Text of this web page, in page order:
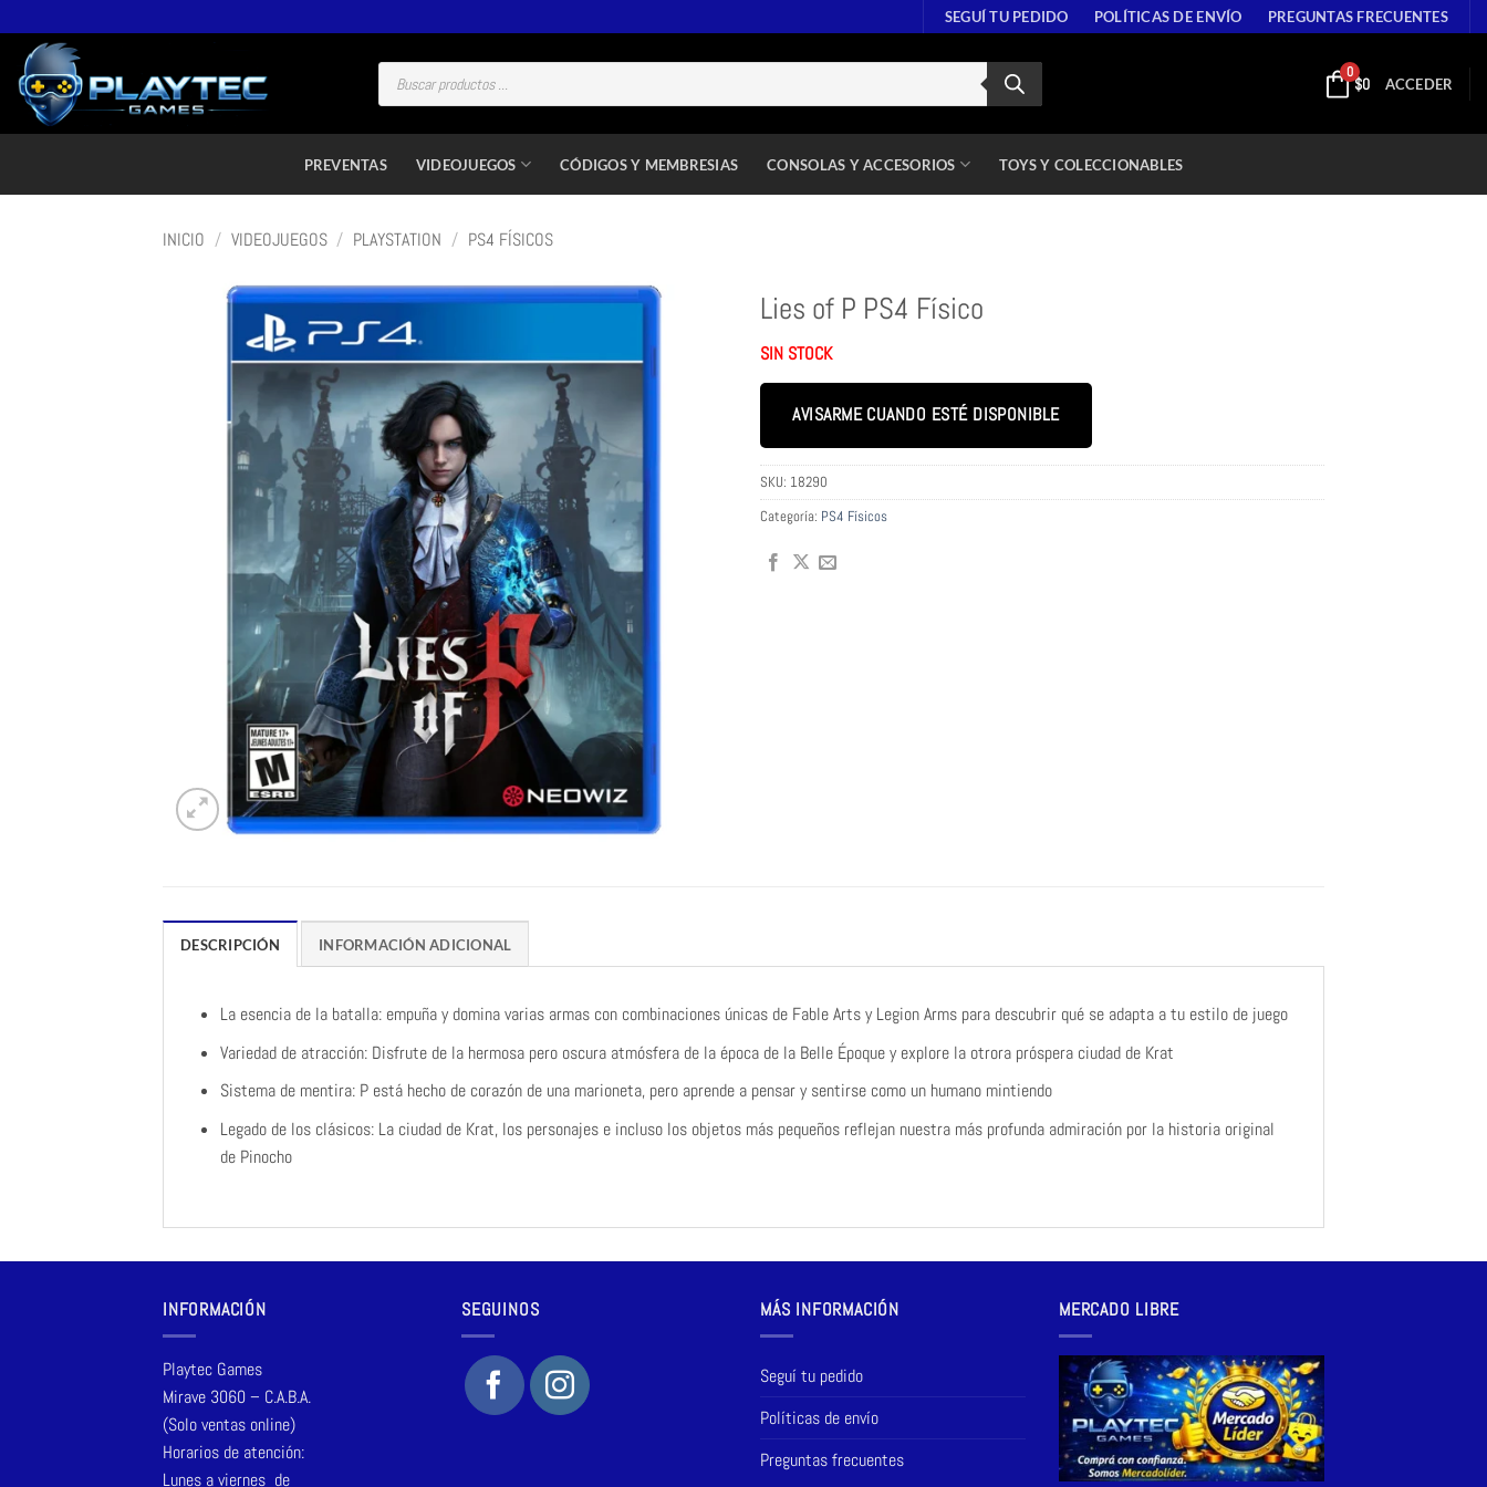
SEGUÍ TU PEDIDO POLÍTICAS DE ENVÍO PREGUNTAS FRECUENTES
0
$0 ACCEDER
PREVENTAS VIDEOJUEGOS CÓDIGOS Y MEMBRESIAS CONSOLAS Y ACCESORIOS TOYS Y COLECCIONABLES
INICIO / VIDEOJUEGOS / PLAYSTATION / PS4 FÍSICOS
Lies of P PS4 Físico
SIN STOCK
AVISARME CUANDO ESTÉ DISPONIBLE
SKU: 18290
Categoría: PS4 Físicos
DESCRIPCIÓN INFORMACIÓN ADICIONAL
La esencia de la batalla: empuña y domina varias armas con combinaciones únicas de Fable Arts y Legion Arms para descubrir qué se adapta a tu estilo de juego
Variedad de atracción: Disfrute de la hermosa pero oscura atmósfera de la época de la Belle Époque y explore la otrora próspera ciudad de Krat
Sistema de mentira: P está hecho de corazón de una marioneta, pero aprende a pensar y sentirse como un humano mintiendo
Legado de los clásicos: La ciudad de Krat, los personajes e incluso los objetos más pequeños reflejan nuestra más profunda admiración por la historia original
de Pinocho
INFORMACIÓN
Playtec Games
Mirave 3060 – C.A.B.A.
(Solo ventas online)
Horarios de atención:
Lunes a viernes de
SEGUINOS MÁS INFORMACIÓN
Seguí tu pedido
Políticas de envío
Preguntas frecuentes
MERCADO LIBRE